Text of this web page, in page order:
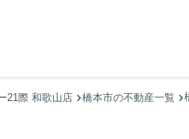
21際 和歌山店 橋本市の不動産一覧